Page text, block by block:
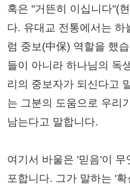
혹은 "거뜬히 이십니다"(
다. 유대교 전통에서는 하
럼 중보(中保) 역할을 했
들이 아니라 하나님의 독
리의 중보자가 되신다고
는 그분의 도움으로 우리
남는다고 말합니다.
여기서 바울은 '믿음'이
포합니다. 그가 말하는 '